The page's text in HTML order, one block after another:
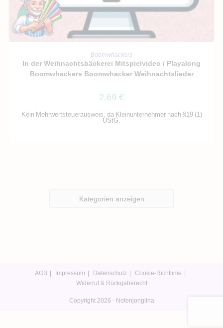
IN DEN WARENKORB
Boomwhackers
In der Weihnachtsbäckerei Mitspielvideo / Playalong
Boomwhackers Boomwhacker Weihnachtslieder
2,69 €
Kein Mehrwertsteuerausweis, da Kleinunternehmer nach §19 (1)
UStG.
Kategorien anzeigen
AGB Impressum Datenschutz
Cookie-Richtlinie
Widerruf & Rückgaberecht
Copyright 2026 - Notenjonglina